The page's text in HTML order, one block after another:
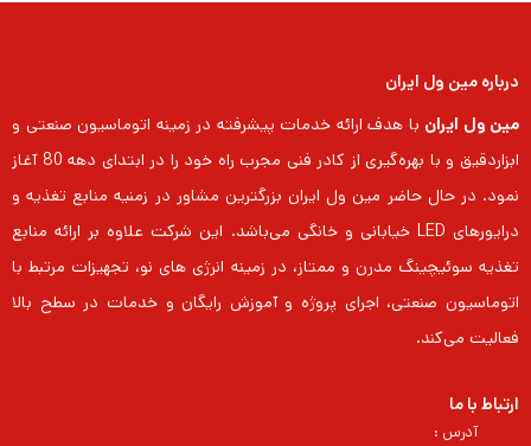
درباره مین ول ایران
مین ول ایران با هدف ارائه خدمات پیشرفته در زمینه اتوماسیون صنعتی و
ابزاردقیق و با بهره‌گیری از کادر فنی مجرب راه خود را در ابتدای دهه 80 آغاز
نمود. در حال حاضر مین ول ایران بزرگترین مشاور در زمنیه منابع تغذیه و
درایورهای LED خیابانی و خانگی می‌باشد. این شرکت علاوه بر ارائه منابع
تغذیه سوئیچینگ مدرن و ممتاز، در زمینه انرژی های نو، تجهیزات مرتبط با
اتوماسیون صنعتی، اجرای پروژه و آموزش رایگان و خدمات در سطح بالا
فعالیت می‌کند.
ارتباط با ما
آدرس :